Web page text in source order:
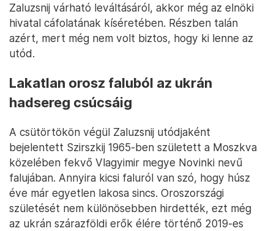
Zaluzsnij várható leváltásáról, akkor még az elnöki
hivatal cáfolatának kíséretében. Részben talán
azért, mert még nem volt biztos, hogy ki lenne az
utód.
Lakatlan orosz faluból az ukrán
hadsereg csúcsáig
A csütörtökön végül Zaluzsnij utódjaként
bejelentett Szirszkij 1965-ben született a Moszkva
közelében fekvő Vlagyimir megye Novinki nevű
falujában. Annyira kicsi faluról van szó, hogy húsz
éve már egyetlen lakosa sincs. Oroszországi
születését nem különösebben hirdették, ezt még
az ukrán szárazföldi erők élére történő 2019-es